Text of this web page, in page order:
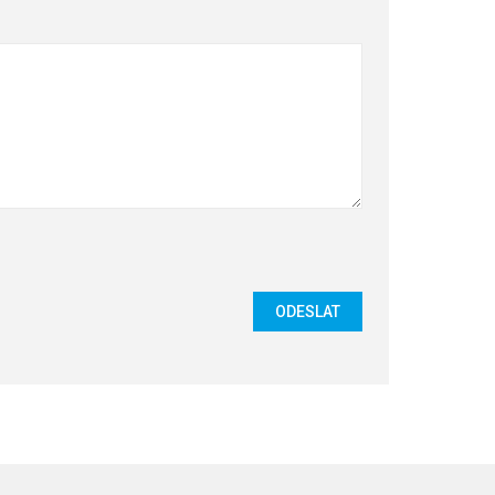
ODESLAT